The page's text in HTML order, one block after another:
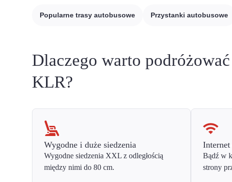
Popularne trasy autobusowe Przystanki autobusowe
Dlaczego warto
KLR?
Wygodne i duże siedzenia
Wygodne siedzenia XXL z odległością
między nimi do 80 cm.
Bądź w
strony